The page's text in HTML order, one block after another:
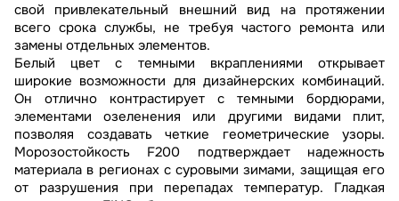
свой привлекательный внешний вид на протяжении
всего срока службы, не требуя частого ремонта или
замены отдельных элементов.
Белый цвет с темными вкраплениями открывает
широкие возможности для дизайнерских комбинаций.
Он отлично контрастирует с темными бордюрами,
элементами озеленения или другими видами плит,
позволяя создавать четкие геометрические узоры.
Морозостойкость F200 подтверждает надежность
материала в регионах с суровыми зимами, защищая его
от разрушения при перепадах температур. Гладкая